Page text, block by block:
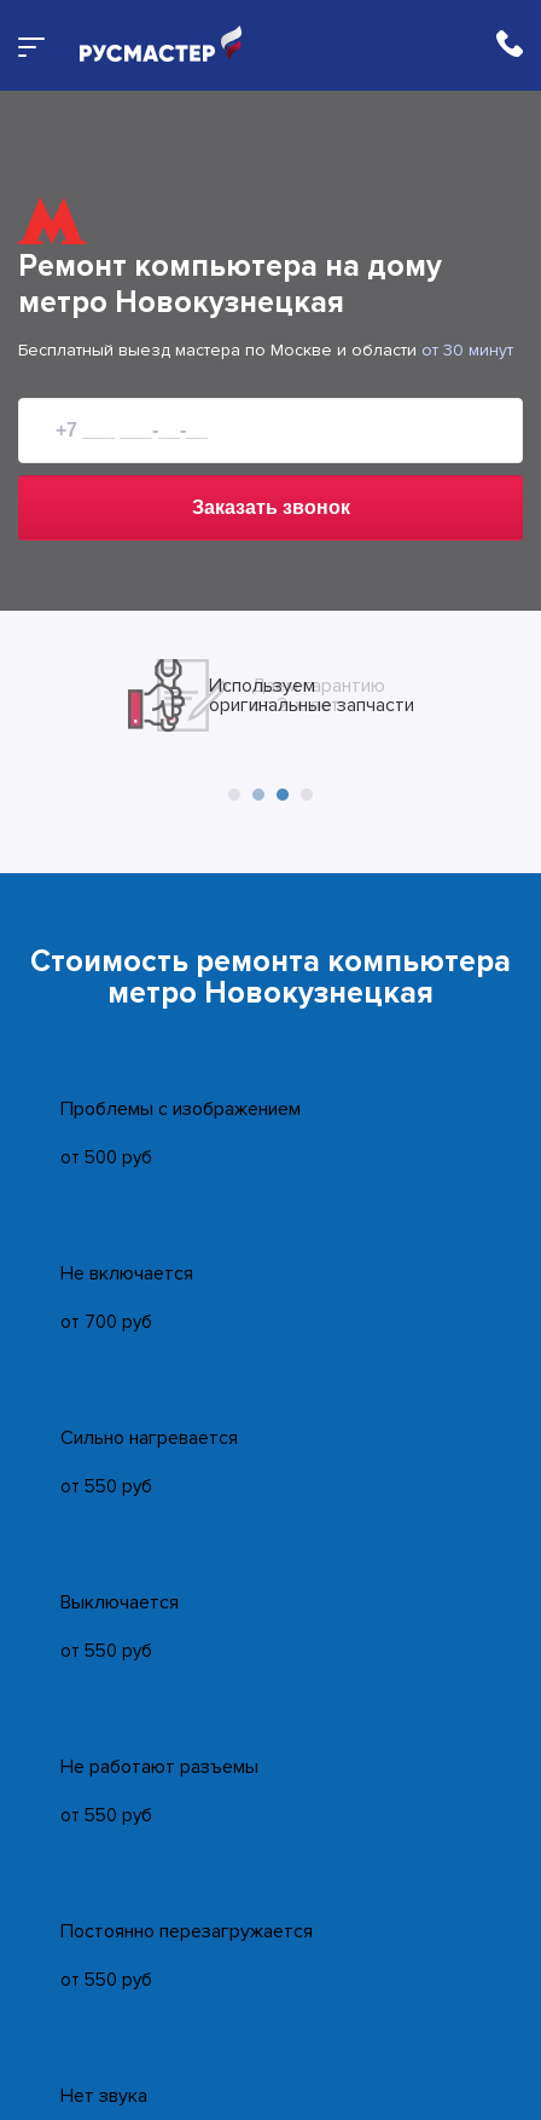
Ремонт компьютера на дому
метро Новокузнецкая
Бесплатный выезд мастера по Москве и области от 30 минут
Заказать звонок
Даем гарантию
от 2-х лет
Стоимость ремонта компьютера
метро Новокузнецкая
Проблемы с изображением
от 500 руб
Не включается
от 700 руб
Сильно нагревается
от 550 руб
Выключается
от 550 руб
Не работают разъемы
от 550 руб
Постоянно перезагружается
от 550 руб
Нет звука